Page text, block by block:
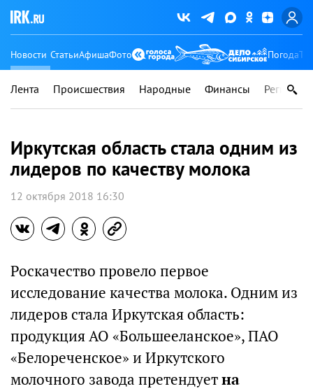
Новости СтатьиАфишаФото Погода
Лента Происшествия Народные Финансы Регионы
Иркутская область стала одним из
лидеров по качеству молока
12 октября 2018 16:30
Роскачество провело первое
исследование качества молока. Одним из
лидеров стала Иркутская область:
продукция АО «Большееланское», ПАО
«Белореченское» и Иркутского
молочного завода претендуетна